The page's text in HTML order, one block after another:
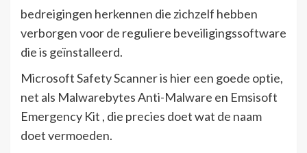
bedreigingen herkennen die zichzelf hebben
verborgen voor de reguliere beveiligingssoftware
die is geïnstalleerd.
Microsoft Safety Scanner is hier een goede optie,
net als Malwarebytes Anti-Malware en Emsisoft
Emergency Kit , die precies doet wat de naam
doet vermoeden.